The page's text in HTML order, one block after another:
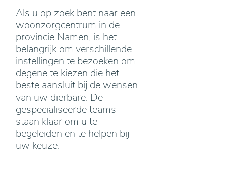
Als u op zoek bent naar een
woonzorgcentrum in de
provincie Namen, is het
belangrijk om verschillende
instellingen te bezoeken om
degene te kiezen die het
beste aansluit bij de wensen
van uw dierbare. De
gespecialiseerde teams
staan klaar om u te
begeleiden en te helpen bij
uw keuze.